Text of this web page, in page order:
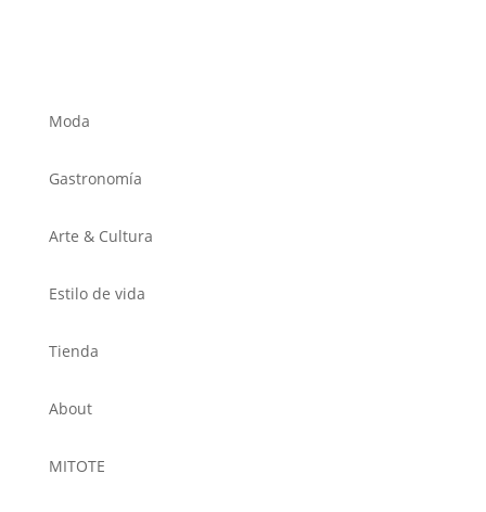
Moda
Gastronomía
Arte & Cultura
Estilo de vida
Tienda
About
MITOTE